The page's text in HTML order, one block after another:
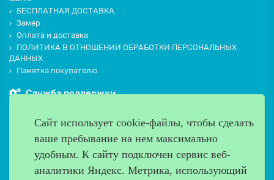
БЕСПЛАТНАЯ ДОСТАВКА
Замер
Оплата и доставка
ПОЛИТИКА В ОТНОШЕНИИ ОБРАБОТКИ ПЕРСОНАЛЬНЫХ
ДАННЫХ
Памятка покупателю
Служба поддержки
Производители
Дополнительно
Наш адрес
Сайт использует cookie-файлы, чтобы сделать
ваше пребывание на нем максимально
удобным. К cайту подключен сервис веб-
аналитики Яндекс. Метрика, использующий